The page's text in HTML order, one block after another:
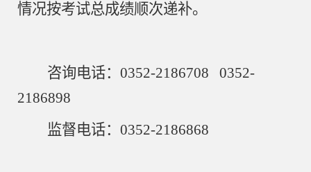
情况按考试总成绩顺次递补。
咨询电话： 0352-2186708 0352-
2186898
监督电话： 0352-2186868